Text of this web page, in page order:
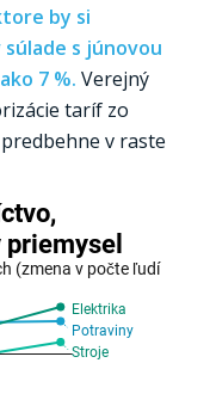
by si
s júnovou
7 %. Verejný
taríf zo
v raste